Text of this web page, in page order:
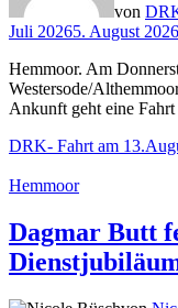
von
Juli 20265. August 2026
Hemmoor. Am
Westersode/
Ankunft geht eine
DRK- Fahrt am
Hemmoor
Dagmar Butt